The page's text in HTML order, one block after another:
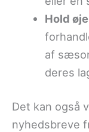
Hold
af
deres
Det kan også
nyhedsbreve